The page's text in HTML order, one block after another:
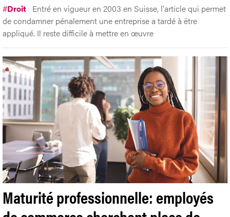
#Droit Entré en vigueur en 2003 en Suisse, l'article qui permet
de condamner pénalement une entreprise a tardé à être
appliqué. Il reste difficile à mettre en œuvre
Maturité professionnelle: employés